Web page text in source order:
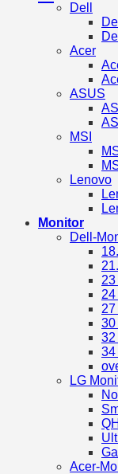
Dell
Acer
ASUS
MSI
Lenovo
Monitor
Dell-
30
32
34
LG
Acer-